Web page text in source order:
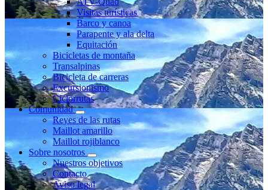
Visitas turísticas
Barco y canoa
Parapente y ala delta
Equitación
Bicicletas de montaña
Transalpinas
Bicicleta de carreras
Excursionismo
Ciclorrutas
Comunidad
Reyes de las rutas
Maillot amarillo
Maillot rojiblanco
Sobre nosotros
Nuestros objetivos
Contacto
Aviso legal